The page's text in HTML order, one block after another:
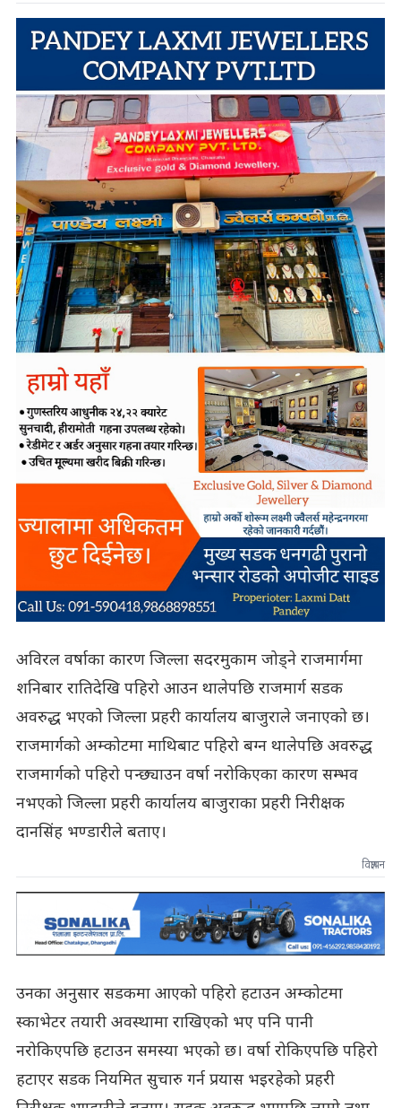
अविरल वर्षाका कारण जिल्ला सदरमुकाम जोड्ने राजमार्गमा
शनिबार रातिदेखि पहिरो आउन थालेपछि राजमार्ग सडक
अवरुद्ध भएको जिल्ला प्रहरी कार्यालय बाजुराले जनाएको छ।
राजमार्गको अम्कोटमा माथिबाट पहिरो बग्न थालेपछि अवरुद्ध
राजमार्गको पहिरो पन्छ्याउन वर्षा नरोकिएका कारण सम्भव
नभएको जिल्ला प्रहरी कार्यालय बाजुराका प्रहरी निरीक्षक
दानसिंह भण्डारीले बताए।
विज्ञापन
उनका अनुसार सडकमा आएको पहिरो हटाउन अम्कोटमा
स्काभेटर तयारी अवस्थामा राखिएको भए पनि पानी
नरोकिएपछि हटाउन समस्या भएको छ। वर्षा रोकिएपछि पहिरो
हटाएर सडक नियमित सुचारु गर्न प्रयास भइरहेको प्रहरी